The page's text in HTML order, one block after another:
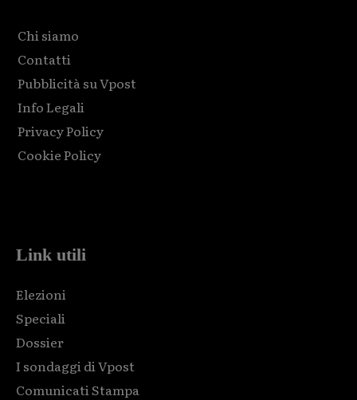
Chi siamo
Contatti
Pubblicità su Vpost
Info Legali
Privacy Policy
Cookie Policy
Link utili
Elezioni
Speciali
Dossier
I sondaggi di Vpost
Comunicati Stampa